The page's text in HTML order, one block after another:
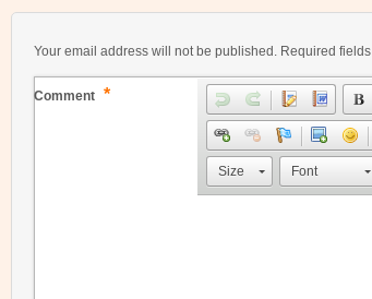
Your email address will not be published. Required
Comment *
Size Font